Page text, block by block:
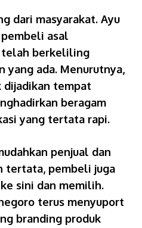
dari masyarakat. Ayu
asal
telah berkeliling
yang ada. Menurutnya,
dijadikan tempat
beragam
yang tertata rapi.
penjual dan
tertata, pembeli juga
sini dan memilih.
terus menyuport
branding produk